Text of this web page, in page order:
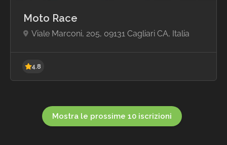
Moto Race
Viale Marconi, 205, 09131 Cagliari CA, Italia
Mostra le prossime 10 iscrizioni